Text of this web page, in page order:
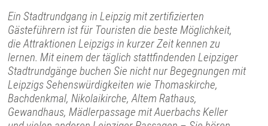
Ein Stadtrundgang in Leipzig mit zertifizierten
Gästeführern ist für Touristen die beste Möglichkeit,
die Attraktionen Leipzigs in kurzer Zeit kennen zu
lernen. Mit einem der täglich stattfindenden Leipziger
Stadtrundgänge buchen Sie nicht nur Begegnungen mit
Leipzigs Sehenswürdigkeiten wie Thomaskirche,
Bachdenkmal, Nikolaikirche, Altem Rathaus,
Gewandhaus, Mädlerpassage mit Auerbachs Keller